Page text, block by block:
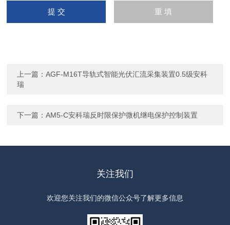
上一篇：AGF-M16T导轨式智能光伏汇流采集装置0.5级安科
瑞
下一篇：AM5-C安科瑞反时限保护微机继电保护控制装置
关注我们
欢迎您关注我们的微信公众号了解更多信息